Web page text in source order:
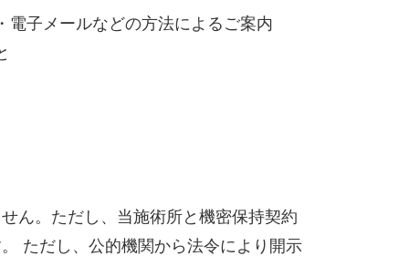
電子メールなどの方法によるご案内
ん。ただし、当施術所と機密保持契約
ただし、公的機関から法令により開示